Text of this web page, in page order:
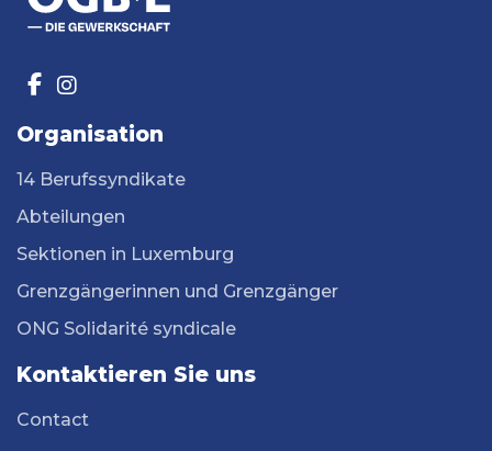
Organisation
14 Berufssyndikate
Abteilungen
Sektionen in Luxemburg
Grenzgängerinnen und Grenzgänger
ONG Solidarité syndicale
Kontaktieren Sie uns
Contact